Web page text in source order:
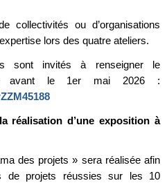
collectivités ou d’organisations
lors des quatre ateliers.
sont invités à renseigner le
avant le 1er mai 2026 :
réalisation d’une exposition à
des projets » sera réalisée afin
de projets réussies sur les 10